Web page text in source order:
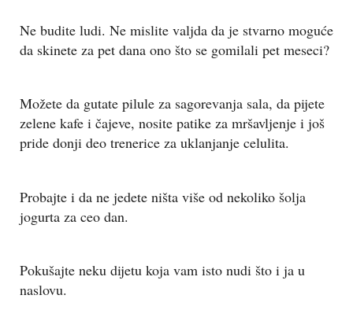
Ne budite ludi. Ne mislite valjda da je stvarno moguće
da skinete za pet dana ono što se gomilali pet meseci?
Možete da gutate pilule za sagorevanja sala, da pijete
zelene kafe i čajeve, nosite patike za mršavljenje i još
pride donji deo trenerice za uklanjanje celulita.
Probajte i da ne jedete ništa više od nekoliko šolja
jogurta za ceo dan.
Pokušajte neku dijetu koja vam isto nudi što i ja u
naslovu.